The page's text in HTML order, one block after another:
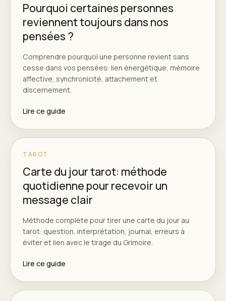
Pourquoi certaines personnes
reviennent toujours dans nos
pensées ?
Comprendre pourquoi une personne revient sans
cesse dans vos pensées: lien énergétique, mémoire
affective, synchronicité, attachement et
discernement.
Lire ce guide
TAROT
Carte du jour tarot: méthode
quotidienne pour recevoir un
message clair
Méthode complète pour tirer une carte du jour au
tarot: question, interprétation, journal, erreurs à
éviter et lien avec le tirage du Grimoire.
Lire ce guide